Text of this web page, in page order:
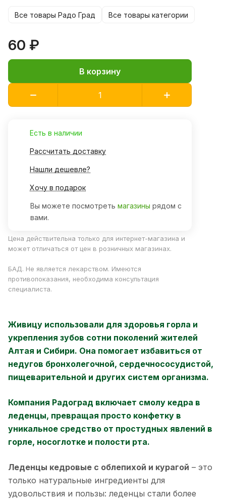
Все товары Радо Град Все товары категории
60 ₽
В корзину
Есть в наличии
Рассчитать доставку
Нашли дешевле?
Хочу в подарок
Вы можете посмотреть магазины рядом с
вами.
Цена действительна только для интернет-магазина и
может отличаться от цен в розничных магазинах.
БАД. Не является лекарством. Имеются
противопоказания, необходима консультация
специалиста.
Живицу использовали для здоровья горла и
укрепления зубов сотни поколений жителей
Алтая и Сибири. Она помогает избавиться от
недугов бронхолегочной, сердечнососудистой,
пищеварительной и других систем организма.
Компания Радоград включает смолу кедра в
леденцы, превращая просто конфетку в
уникальное средство от простудных явлений в
горле, носоглотке и полости рта.
Леденцы кедровые с облепихой и курагой – это
только натуральные ингредиенты для
удовольствия и пользы: леденцы стали более